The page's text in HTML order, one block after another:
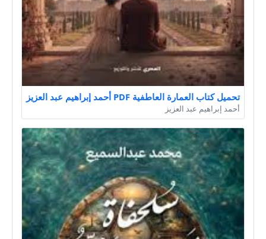
تحميل كتاب العمارة العاطفية PDF أحمد إبراهيم عبد العزيز
أحمد إبراهيم عبد العزيز